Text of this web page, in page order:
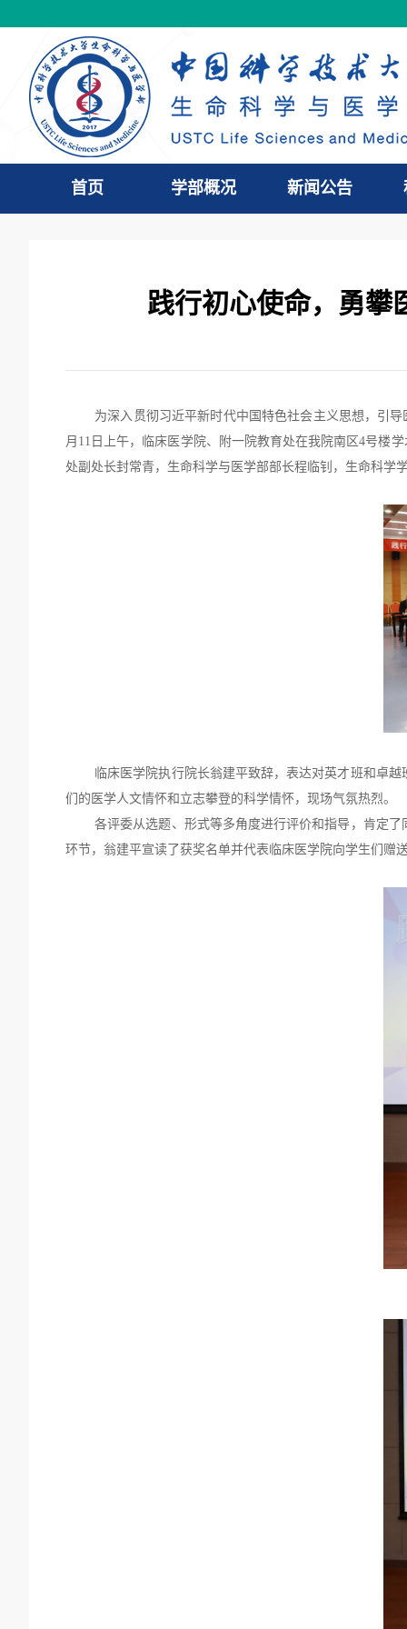
首页 学部概况 新闻公告
践行初心使命，勇
为深入贯彻习近平新时代中国特色社会主义思想，引
月 11 日上午，临床医学院、附一院教育处在我院南区4号楼
处副处长封常青，生命科学与医学部部长程临钊，生命科学
临床医学院执行院长翁建平致辞，表达对英才班和卓
们的医学人文情怀和立志攀登的科学情怀，现场气氛热烈。
各评委从选题、形式等多角度进行评价和指导，肯定
环节，翁建平宣读了获奖名单并代表临床医学院向学生们赠